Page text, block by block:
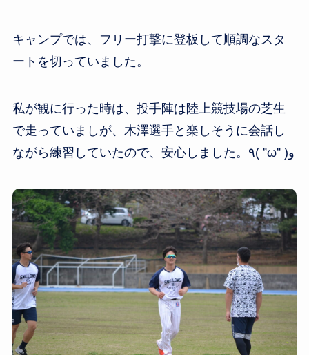
キャンプでは、フリー打撃に登板して順調なスタ
ートを切っていました。
私が観に行った時は、投手陣は陸上競技場の芝生
で走っていましが、木澤選手と楽しそうに会話し
ながら練習していたので、安心しました。٩( ”ω” )و